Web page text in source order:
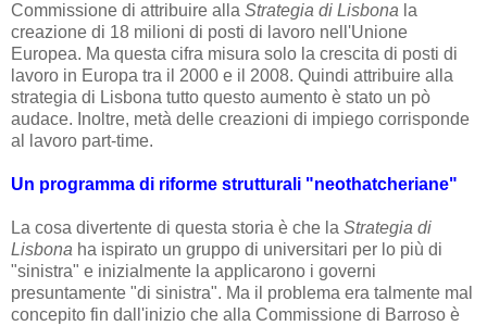
Commissione di attribuire alla Strategia di Lisbona la
creazione di 18 milioni di posti di lavoro nell'Unione
Europea. Ma questa cifra misura solo la crescita di posti di
lavoro in Europa tra il 2000 e il 2008. Quindi attribuire alla
strategia di Lisbona tutto questo aumento è stato un pò
audace. Inoltre, metà delle creazioni di impiego corrisponde
al lavoro part-time.
Un programma di riforme strutturali "neothatcheriane"
La cosa divertente di questa storia è che la Strategia di
Lisbona ha ispirato un gruppo di universitari per lo più di
"sinistra" e inizialmente la applicarono i governi
presuntamente "di sinistra". Ma il problema era talmente mal
concepito fin dall'inizio che alla Commissione di Barroso è